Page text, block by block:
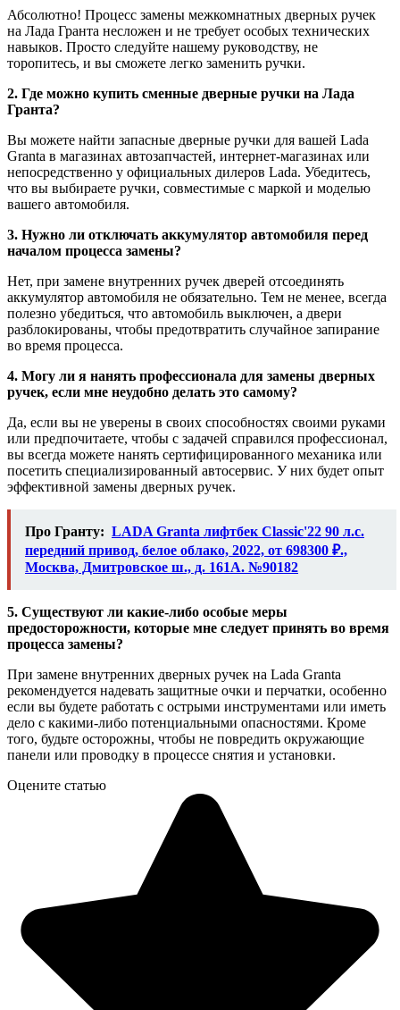
Абсолютно! Процесс замены межкомнатных дверных ручек
на Лада Гранта несложен и не требует особых технических
навыков. Просто следуйте нашему руководству, не
торопитесь, и вы сможете легко заменить ручки.
2. Где можно купить сменные дверные ручки на Лада
Гранта?
Вы можете найти запасные дверные ручки для вашей Lada
Granta в магазинах автозапчастей, интернет-магазинах или
непосредственно у официальных дилеров Lada. Убедитесь,
что вы выбираете ручки, совместимые с маркой и моделью
вашего автомобиля.
3. Нужно ли отключать аккумулятор автомобиля перед
началом процесса замены?
Нет, при замене внутренних ручек дверей отсоединять
аккумулятор автомобиля не обязательно. Тем не менее, всегда
полезно убедиться, что автомобиль выключен, а двери
разблокированы, чтобы предотвратить случайное запирание
во время процесса.
4. Могу ли я нанять профессионала для замены дверных
ручек, если мне неудобно делать это самому?
Да, если вы не уверены в своих способностях своими руками
или предпочитаете, чтобы с задачей справился профессионал,
вы всегда можете нанять сертифицированного механика или
посетить специализированный автосервис. У них будет опыт
эффективной замены дверных ручек.
Про Гранту: LADA Granta лифтбек Classic'22 90 л.с.
передний привод, белое облако, 2022, от 698300 ₽.,
Москва, Дмитровское ш., д. 161А. №90182
5. Существуют ли какие-либо особые меры
предосторожности, которые мне следует принять во время
процесса замены?
При замене внутренних дверных ручек на Lada Granta
рекомендуется надевать защитные очки и перчатки, особенно
если вы будете работать с острыми инструментами или иметь
дело с какими-либо потенциальными опасностями. Кроме
того, будьте осторожны, чтобы не повредить окружающие
панели или проводку в процессе снятия и установки.
Оцените статью